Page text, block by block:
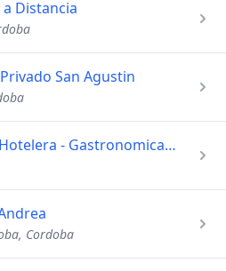
Distancia
San Agustin
Asociacion Empresaria Hotelera - Gastronomica Cordoba
Cordoba